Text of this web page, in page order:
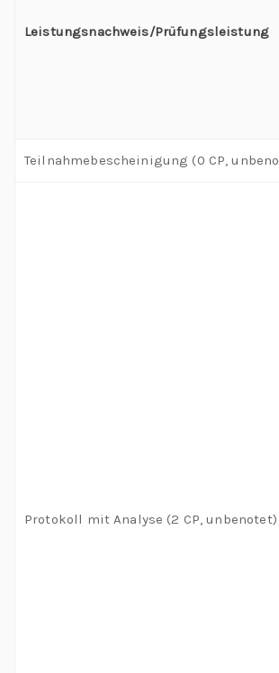
Leistungsnachweis/Prüfungsleistung
Teilnahmebescheinigung (0 CP,
Protokoll mit Analyse (2 CP, unbenotet)